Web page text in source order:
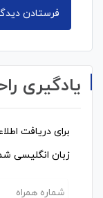
یادگیری
برای دریافت
زبان انگلیسی